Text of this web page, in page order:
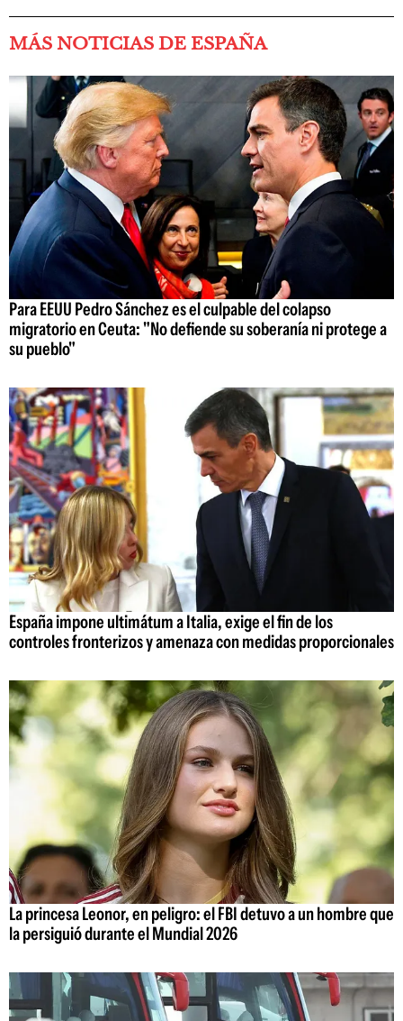
MÁS NOTICIAS DE ESPAÑA
Para EEUU Pedro Sánchez es el culpable del colapso
migratorio en Ceuta: "No defiende su soberanía ni protege a
su pueblo"
España impone ultimátum a Italia, exige el fin de los
controles fronterizos y amenaza con medidas proporcionales
La princesa Leonor, en peligro: el FBI detuvo a un hombre que
la persiguió durante el Mundial 2026